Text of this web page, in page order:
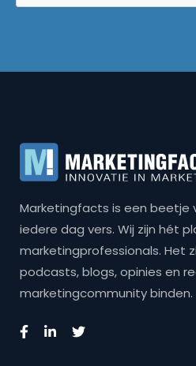
Marketingfacts is een beetje
iedere dag vers. Wij zijn hét
marketingprofessionals. Het
podcasts, blogs, opinies en
marketingcommunity binden.